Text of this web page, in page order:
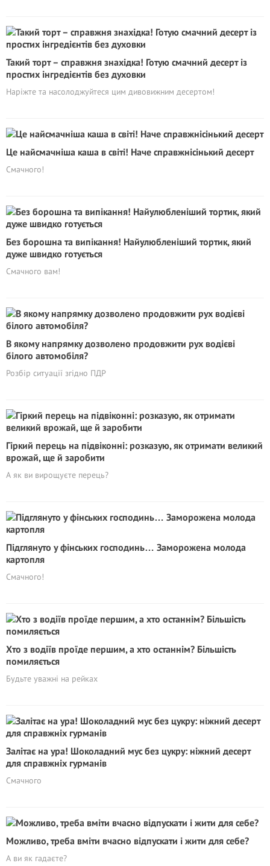
Такий торт – справжня знахідка! Готую смачний десерт із
простих інгредієнтів без духовки
Наріжте та насолоджуйтеся цим дивовижним десертом!
Цe найсмачніша каша в світі! Наче справжнісінький десерт
Смачного!
Без борошна та випікання! Найулюбленіший тортик, який
дуже швидко готується
Смачного вам!
В якому напрямку дозволено продовжити рух водієві
білого автомобіля?
Розбір ситуації згідно ПДР
Гіркий перець на підвіконні: розказую, як отримати великий
врожай, ще й заробити
А як ви вирощуєте перець?
Підглянуто у фінських господинь… Заморожена молода
картопля
Смачного!
Хто з водіїв проїде першим, а хто останнім? Більшість
помиляється
Будьте уважні на рейках
Залітає на ура! Шоколадний мус без цукру: ніжний десерт
для справжніх гурманів
Смачного
Можливо, треба вміти вчасно відпускати і жити для себе?
А ви як гадаєте?